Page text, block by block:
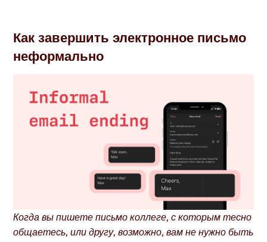
Как завершить электронное письмо
неформально
Когда вы пишете письмо коллеге, с которым тесно
общаетесь, или другу, возможно, вам не нужно быть